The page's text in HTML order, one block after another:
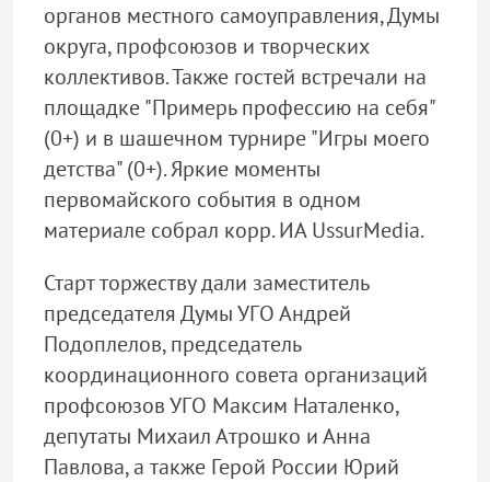
органов местного самоуправления, Думы
округа, профсоюзов и творческих
коллективов. Также гостей встречали на
площадке "Примерь профессию на себя"
(0+) и в шашечном турнире "Игры моего
детства" (0+). Яркие моменты
первомайского события в одном
материале собрал корр. ИА UssurMedia.
Старт торжеству дали заместитель
председателя Думы УГО Андрей
Подоплелов, председатель
координационного совета организаций
профсоюзов УГО Максим Наталенко,
депутаты Михаил Атрошко и Анна
Павлова, а также Герой России Юрий